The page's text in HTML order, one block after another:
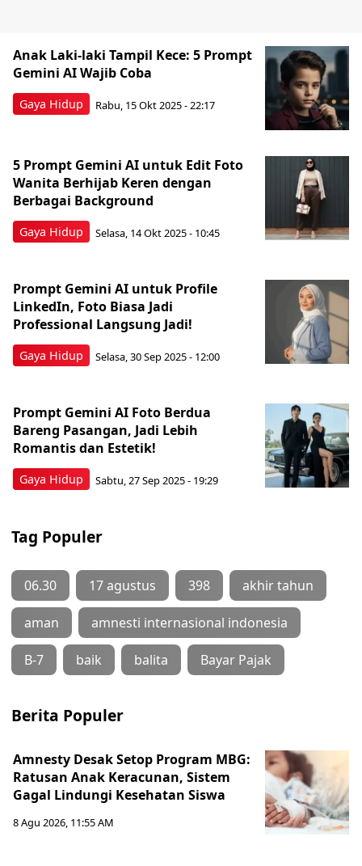
Gaya Hidup
Anak Laki-laki Tampil Kece: 5 Prompt
Gemini AI Wajib Coba
Rabu, 15 Okt 2025 - 22:17
Gaya Hidup
5 Prompt Gemini AI untuk Edit Foto
Wanita Berhijab Keren dengan
Berbagai Background
Selasa, 14 Okt 2025 - 10:45
Gaya Hidup
Prompt Gemini AI untuk Profile
LinkedIn, Foto Biasa Jadi
Professional Langsung Jadi!
Selasa, 30 Sep 2025 - 12:00
Gaya Hidup
Prompt Gemini AI Foto Berdua
Bareng Pasangan, Jadi Lebih
Romantis dan Estetik!
Sabtu, 27 Sep 2025 - 19:29
Tag Populer
06.30 17 agustus 398 akhir tahun
aman amnesti internasional indonesia
B-7 baik balita Bayar Pajak
Berita Populer
Amnesty Desak Setop Program MBG:
Ratusan Anak Keracunan, Sistem
Gagal Lindungi Kesehatan Siswa
8 Agu 2026, 11:55 AM